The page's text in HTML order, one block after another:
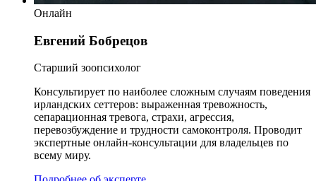
Онлайн
Евгений Бобрецов
Старший зоопсихолог
Консультирует по наиболее сложным случаям поведения
ирландских сеттеров: выраженная тревожность,
сепарационная тревога, страхи, агрессия,
перевозбуждение и трудности самоконтроля. Проводит
экспертные онлайн-консультации для владельцев по
всему миру.